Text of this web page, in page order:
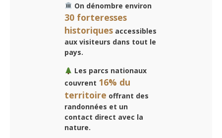
On dénombre environ
30 forteresses
historiques accessibles
aux visiteurs dans tout le
pays.
Les parcs nationaux
couvrent 16% du
territoire offrant des
randonnées et un
contact direct avec la
nature.